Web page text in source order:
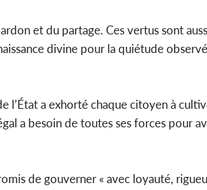
et du partage. Ces vertus sont
divine pour la quiétude
l’État a exhorté chaque citoyen à
a besoin de toutes ses forces pour
de gouverner « avec loyauté,